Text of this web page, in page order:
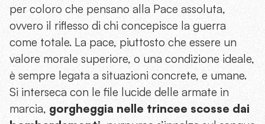
per coloro che pensano alla Pace assoluta,
ovvero il riflesso di chi concepisce la guerra
come totale. La pace, piuttosto che essere un
valore morale superiore, o una condizione ideale,
è sempre legata a situazioni concrete, e umane.
Si interseca con le file lucide delle armate in
marcia, gorgheggia nelle trincee scosse dai